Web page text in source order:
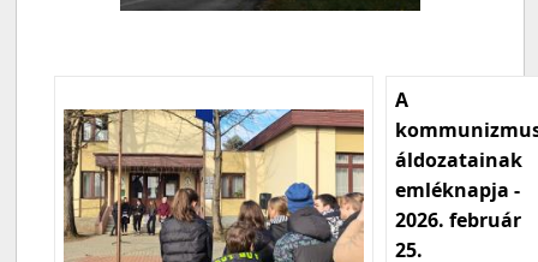
A
áldozatainak
emléknapja -
2026. február
25.